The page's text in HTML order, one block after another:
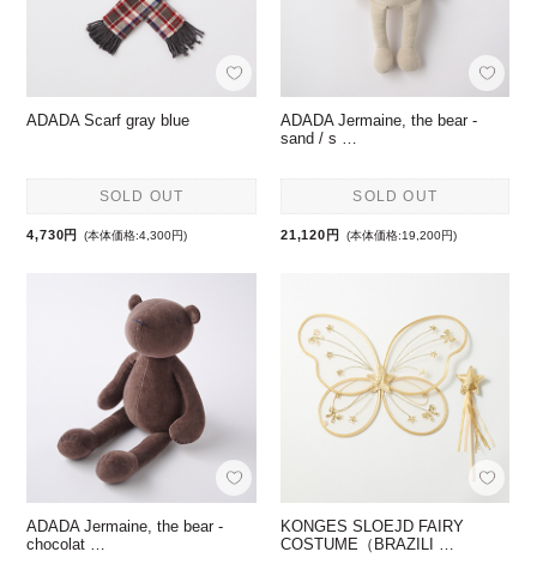
ADADA Scarf gray blue
SOLD OUT
4,730円 (本体価格:4,300円)
ADADA Jermaine, the bear -
sand / s …
SOLD OUT
21,120円 (本体価格:19,200円)
ADADA Jermaine, the bear -
chocolat …
KONGES SLOEJD FAIRY
COSTUME（BRAZILI …